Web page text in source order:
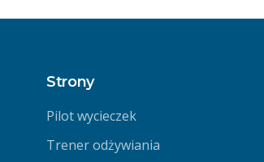
Strony
Pilot wycieczek
Trener odżywiania